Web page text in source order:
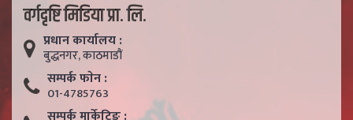
वर्गदृष्टि मिडिया प्रा. लि.
प्रधान कार्यालय :
बुद्धनगर, काठमाडाैं
सम्पर्क फाेन :
01-4785763